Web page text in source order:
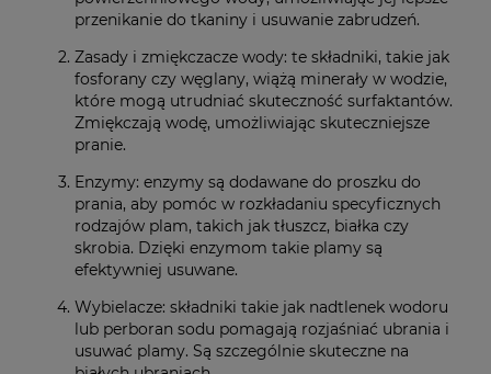
przenikanie do tkaniny i usuwanie zabrudzeń.
Zasady i zmiękczacze wody: te składniki, takie jak
fosforany czy węglany, wiążą minerały w wodzie,
które mogą utrudniać skuteczność surfaktantów.
Zmiękczają wodę, umożliwiając skuteczniejsze
pranie.
Enzymy: enzymy są dodawane do proszku do
prania, aby pomóc w rozkładaniu specyficznych
rodzajów plam, takich jak tłuszcz, białka czy
skrobia. Dzięki enzymom takie plamy są
efektywniej usuwane.
Wybielacze: składniki takie jak nadtlenek wodoru
lub perboran sodu pomagają rozjaśniać ubrania i
usuwać plamy. Są szczególnie skuteczne na